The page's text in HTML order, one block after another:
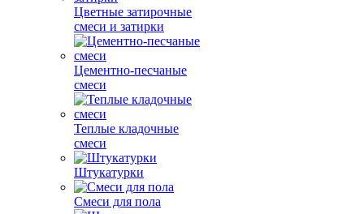
Цветные затирочные
смеси и затирки
Цементно-песчаные
смеси
Теплые кладочные
смеси
Штукатурки
Смеси для пола